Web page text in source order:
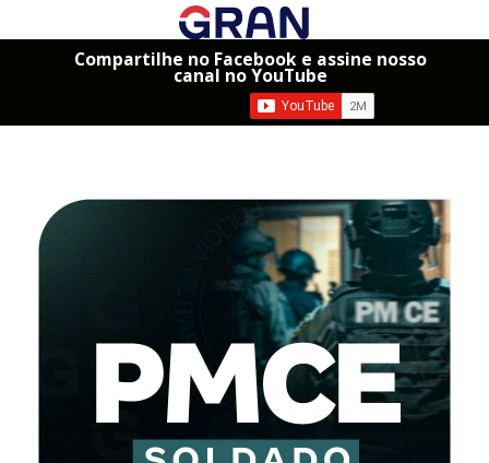
Compartilhe no Facebook e assine nosso
canal no YouTube